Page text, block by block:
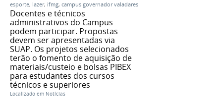
esporte, lazer, ifmg, campus governador valadares
Docentes e técnicos
administrativos do Campus
podem participar. Propostas
devem ser apresentadas via
SUAP. Os projetos selecionados
terão o fomento de aquisição de
materiais/custeio e bolsas PIBEX
para estudantes dos cursos
técnicos e superiores
Localizado em Notícias